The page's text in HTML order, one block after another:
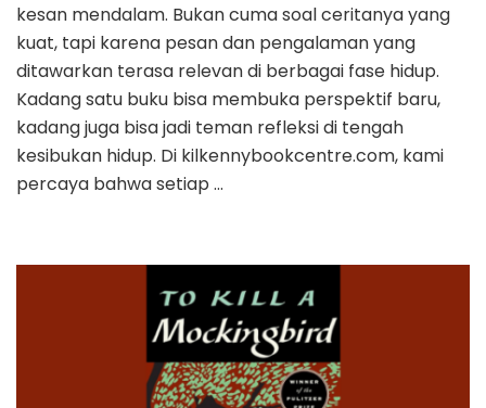
kesan mendalam. Bukan cuma soal ceritanya yang
kuat, tapi karena pesan dan pengalaman yang
ditawarkan terasa relevan di berbagai fase hidup.
Kadang satu buku bisa membuka perspektif baru,
kadang juga bisa jadi teman refleksi di tengah
kesibukan hidup. Di kilkennybookcentre.com, kami
percaya bahwa setiap …